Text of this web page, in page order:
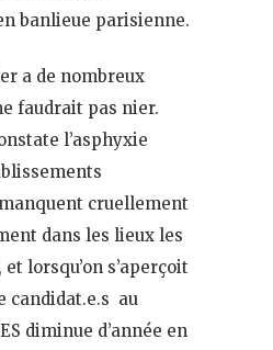
banlieue parisienne.
a de nombreux
faudrait pas nier.
l’asphyxie
cruellement
dans les lieux les
lorsqu’on s’aperçoit
candidat.e.s au
diminue d’année en